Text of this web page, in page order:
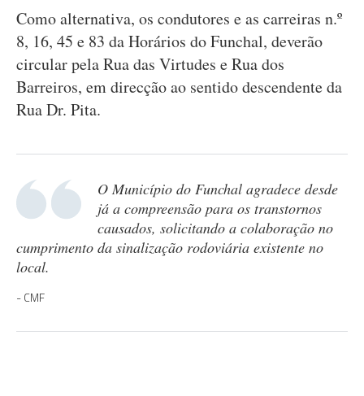
Como alternativa, os condutores e as carreiras n.º
8, 16, 45 e 83 da Horários do Funchal, deverão
circular pela Rua das Virtudes e Rua dos
Barreiros, em direcção ao sentido descendente da
Rua Dr. Pita.
O Município do Funchal agradece desde
já a compreensão para os transtornos
causados, solicitando a colaboração no
cumprimento da sinalização rodoviária existente no
local.
CMF